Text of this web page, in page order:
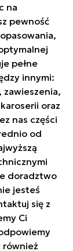
na
pewność
pełne
innymi:
zawieszenia,
oraz
nas części
od
doradztwo
jesteś
się z
Ci
również